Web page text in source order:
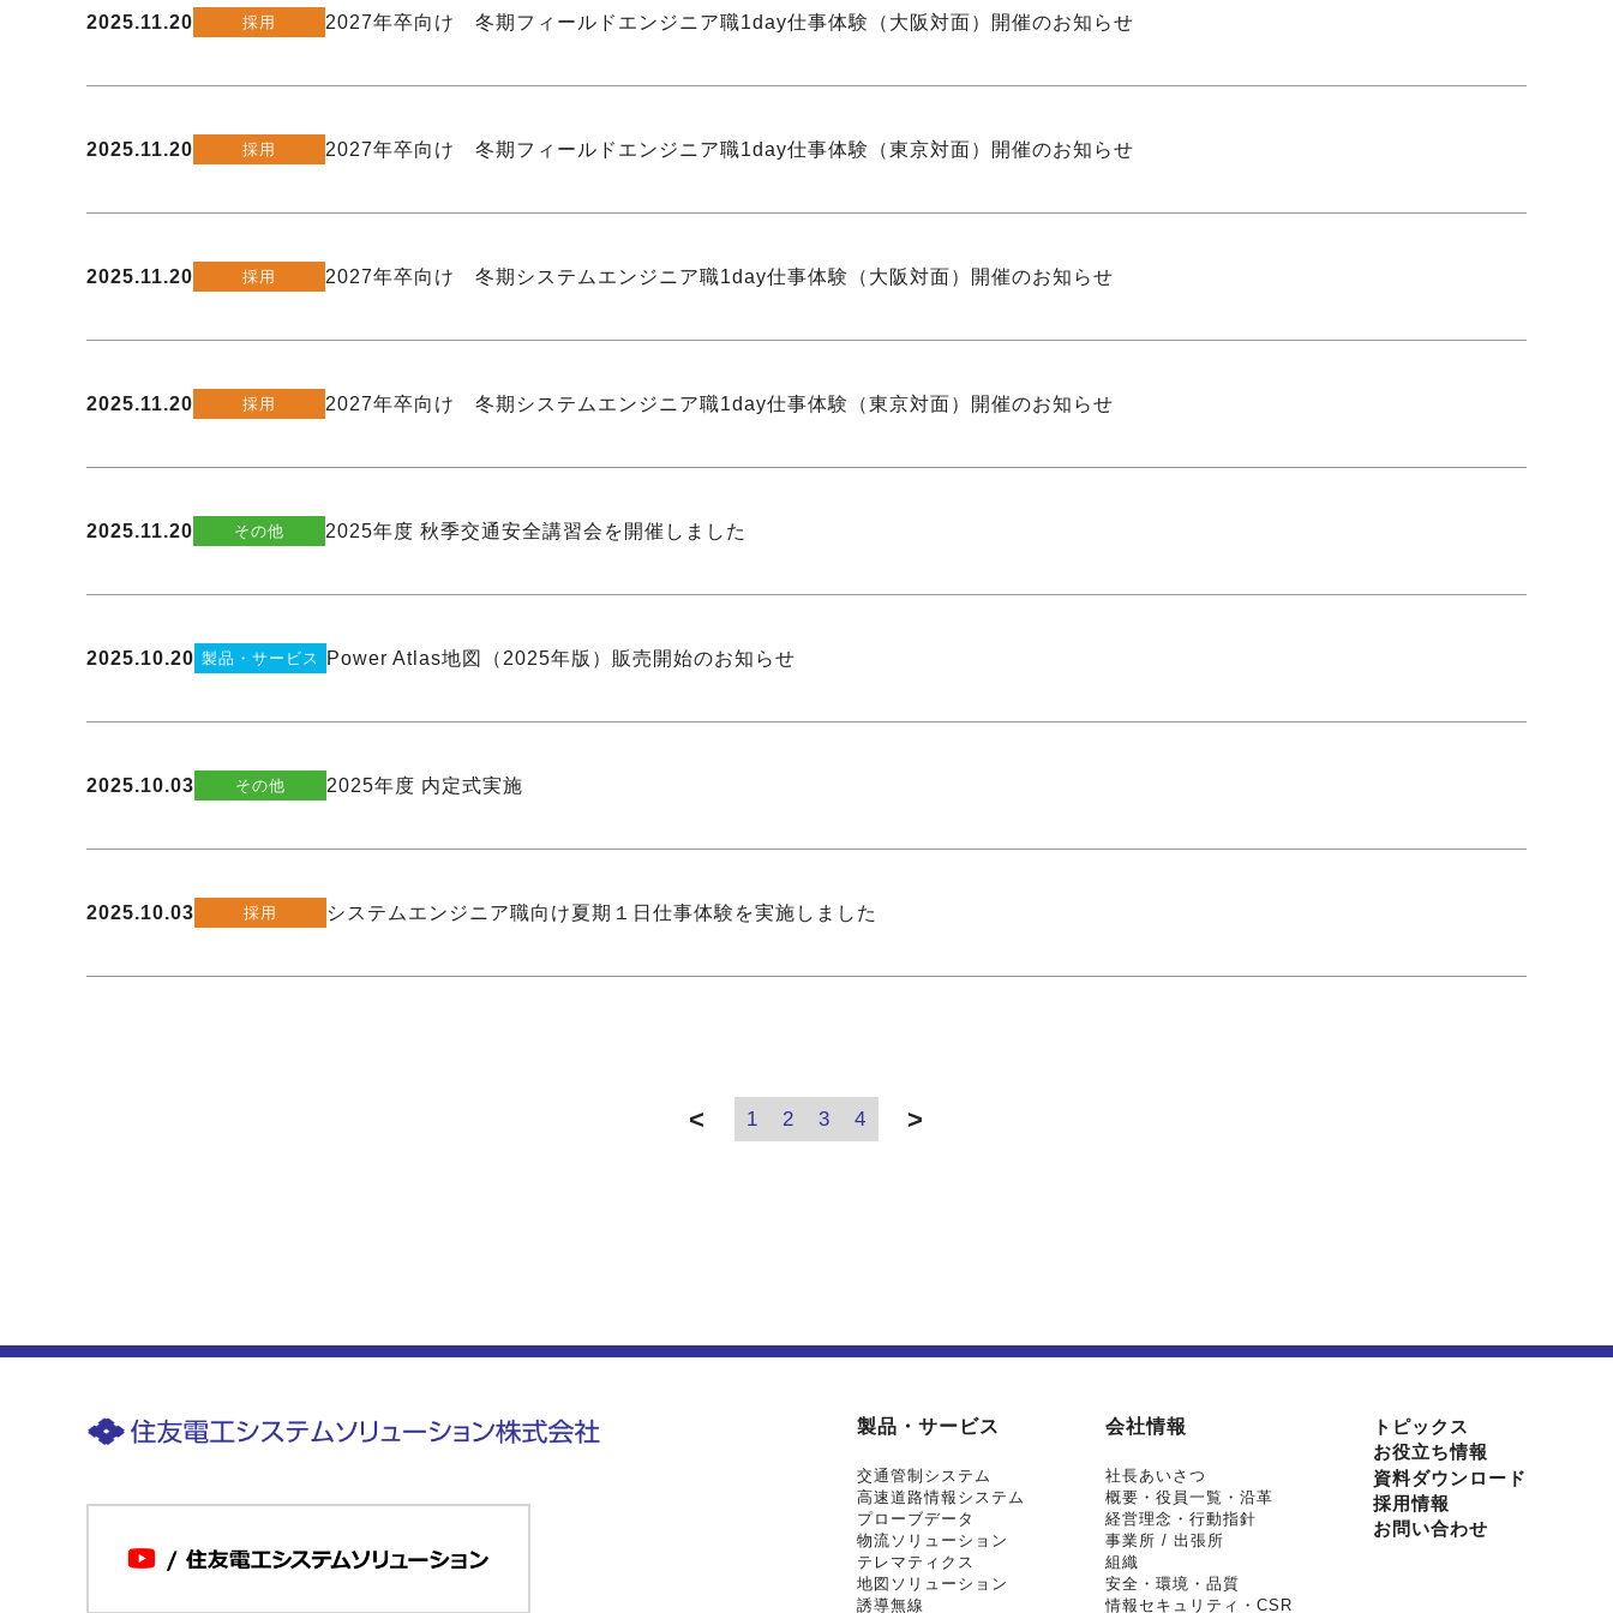
2025.11.20 採用 2027年卒向け 冬期フィールドエンジニア職1day仕事体験（大阪対面）開催のお知らせ
2025.11.20 採用 2027年卒向け 冬期フィールドエンジニア職1day仕事体験（東京対面）開催のお知らせ
2025.11.20 採用 2027年卒向け 冬期システムエンジニア職1day仕事体験（大阪対面）開催のお知らせ
2025.11.20 採用 2027年卒向け 冬期システムエンジニア職1day仕事体験（東京対面）開催のお知らせ
2025.11.20 その他 2025年度 秋季交通安全講習会を開催しました
2025.10.20 製品・サービス Power Atlas地図（2025年版）販売開始のお知らせ
2025.10.03 その他 2025年度 内定式実施
2025.10.03 採用 システムエンジニア職向け夏期１日仕事体験を実施しました
< 1 2 3 4 >
製品・サービス
交通管制システム
高速道路情報システム
プローブデータ
物流ソリューション
テレマティクス
地図ソリューション
誘導無線
会社情報
社長あいさつ
概要・役員一覧・沿革
経営理念・行動指針
事業所 / 出張所
組織
安全・環境・品質
情報セキュリティ・CSR
トピックス
お役立ち情報
資料ダウンロード
採用情報
お問い合わせ